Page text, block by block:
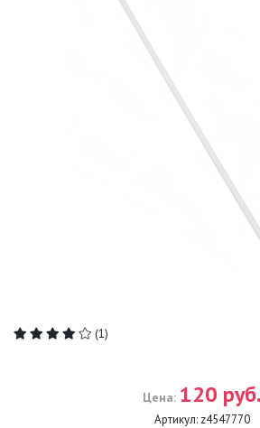
(1)
Цена: 120 руб.
Артикул: z4547770